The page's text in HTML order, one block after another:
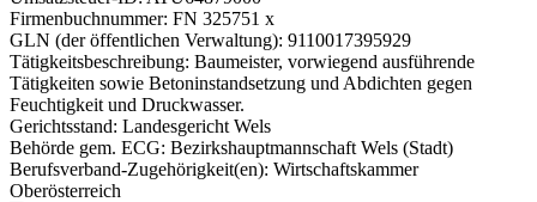
Firmenbuchnummer: FN 325751 x
GLN (der öffentlichen Verwaltung): 9110017395929
Tätigkeitsbeschreibung: Baumeister, vorwiegend ausführende
Tätigkeiten sowie Betoninstandsetzung und Abdichten gegen
Feuchtigkeit und Druckwasser.
Gerichtsstand: Landesgericht Wels
Behörde gem. ECG: Bezirkshauptmannschaft Wels (Stadt)
Berufsverband-Zugehörigkeit(en): Wirtschaftskammer
Oberösterreich